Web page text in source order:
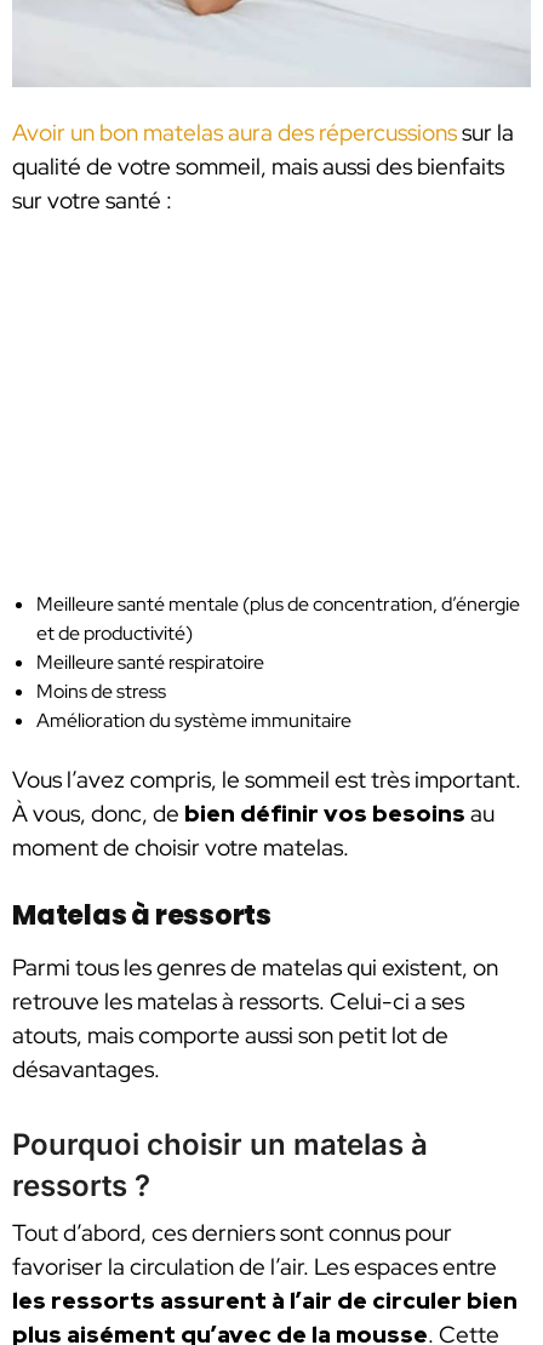
Avoir un bon matelas aura des répercussionssur la
qualité de votre sommeil, mais aussi des bienfaits
sur votre santé :
Meilleure santé mentale (plus de concentration, d’énergie
et de productivité)
Meilleure santé respiratoire
Moins de stress
Amélioration du système immunitaire
Vous l’avez compris, le sommeil est très important.
À vous, donc, de bien définir vos besoins au
moment de choisir votre matelas.
Matelas à ressorts
Parmi tous les genres de matelas qui existent, on
retrouve les matelas à ressorts. Celui-ci a ses
atouts, mais comporte aussi son petit lot de
désavantages.
Pourquoi choisir un matelas à
ressorts ?
Tout d’abord, ces derniers sont connus pour
favoriser la circulation de l’air. Les espaces entre
les ressorts assurent à l’air de circuler bien
plus aisément qu’avec de la mousse. Cette